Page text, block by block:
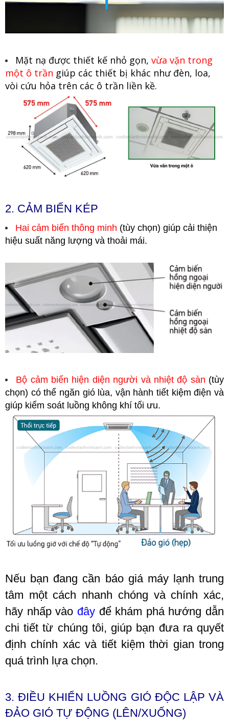
Mặt nạ được thiết kế nhỏ gọn, vừa vặn trong
một ô trần giúp các thiết bị khác như đèn, loa,
vòi cứu hỏa trên các ô trần liền kề.
2. CẢM BIẾN KÉP
Hai cảm biến thông minh (tùy chọn) giúp cải thiện
hiệu suất năng lượng và thoải mái.
Bộ cảm biến hiện diện người và nhiệt độ sàn (tùy
chọn) có thể ngăn gió lùa, vận hành tiết kiệm điện và
giúp kiểm soát luồng không khí tối ưu.
Nếu bạn đang cần báo giá máy lạnh trung
tâm một cách nhanh chóng và chính xác,
hãy nhấp vào đâyđể khám phá hướng dẫn
chi tiết từ chúng tôi, giúp bạn đưa ra quyết
định chính xác và tiết kiệm thời gian trong
quá trình lựa chọn.
3. ĐIỀU KHIỂN LUỒNG GIÓ ĐỘC LẬP VÀ
ĐẢO GIÓ TỰ ĐỘNG (LÊN/XUỐNG)